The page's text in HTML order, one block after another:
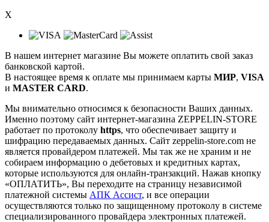
X
В нашем интернет магазине Вы можете оплатить свой заказ
банковской картой.
В настоящее время к оплате мы принимаем карты МИР, VISA
и MASTER CARD.
Мы внимательно относимся к безопасности Ваших данных.
Именно поэтому сайт интернет-магазина ZEPPELIN-STORE
работает по протоколу https, что обеспечивает защиту и
шифрацию передаваемых данных. Сайт zeppelin-store.com не
является провайдером платежей. Мы так же не храним и не
собираем информацию о дебетовых и кредитных картах,
которые используются для онлайн-транзакций. Нажав кнопку
«ОПЛАТИТЬ», Вы переходите на страницу независимой
платежной системы АПК Ассист, и все операции
осуществляются только по защищенному протоколу в системе
специализированного провайдера электронных платежей.